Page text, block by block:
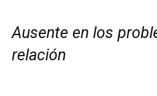
Ausente en los
relación